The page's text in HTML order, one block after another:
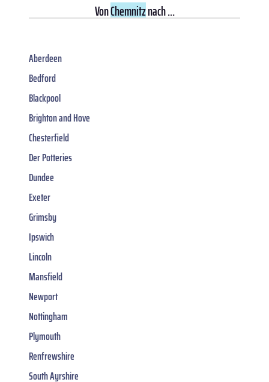
VonChemnitznach ...
Aberdeen
Bedford
Blackpool
Brighton and Hove
Chesterfield
Der Potteries
Dundee
Exeter
Grimsby
Ipswich
Lincoln
Mansfield
Newport
Nottingham
Plymouth
Renfrewshire
South Ayrshire